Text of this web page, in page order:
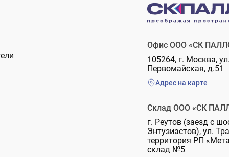
Офис ООО «СК
105264, г. Москва,
Первомайская, д.51
Адрес на карте
Склад ООО «СК
г. Реутов (заезд с
Энтузиастов), ул.
территория РП
склад №5